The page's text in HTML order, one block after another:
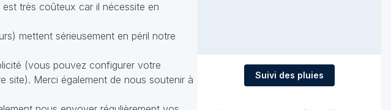
très coûteux car il nécessite en
mettent sérieusement en péril notre
(vous pouvez configurer votre
site). Merci également de nous soutenir à
Suivi des pluies